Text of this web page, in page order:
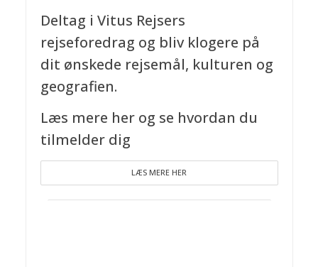
Deltag i Vitus Rejsers
rejseforedrag og bliv klogere på
dit ønskede rejsemål, kulturen og
geografien.
Læs mere her og se hvordan du
tilmelder dig
LÆS MERE HER